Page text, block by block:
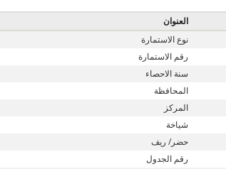
العنوان
نوع الاستمارة
رقم الاستمارة
سنة الاحصاء
المحافظة
المركز
شياخة
حضر/ ريف
رقم الجدول